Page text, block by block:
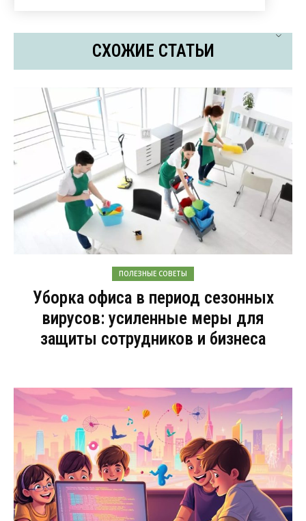
СХОЖИЕ СТАТЬИ
ПОЛЕЗНЫЕ СОВЕТЫ
Уборка офиса в период сезонных
вирусов: усиленные меры для
защиты сотрудников и бизнеса